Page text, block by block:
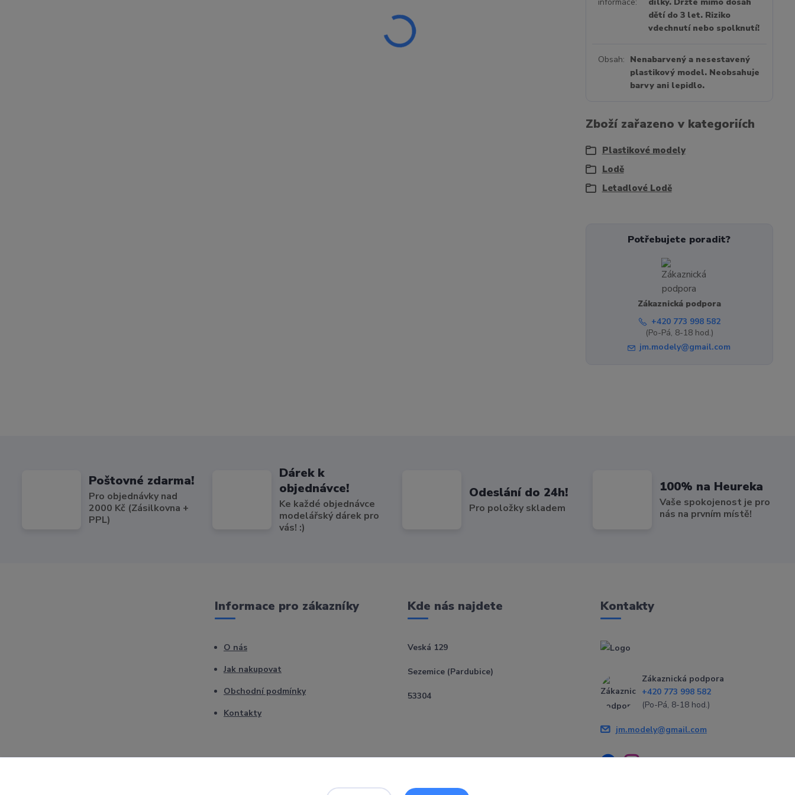
dětí do 3 let. Riziko
vdechnutí nebo spolknutí!
Obsah
Nenabarvený a nesestavený
plastikový model. Neobsahuje
barvy ani lepidlo.
Zboží zařazeno v kategoriích
Plastikové modely
Lodě
Letadlové Lodě
Potřebujete poradit?
Zákaznická podpora
+420 773 998 582
(Po-Pá, 8-18 hod.)
jm.modely@gmail.com
Poštovné zdarma!
Pro objednávky nad
2000 Kč (Zásilkovna +
PPL)
Dárek k
objednávce!
Ke každé objednávce
modelářský dárek pro
vás! :)
Odeslání do 24h!
Pro položky skladem
100% na Heureka
Vaše spokojenost je pro
nás na prvním místě!
Informace pro zákazníky
O nás
Jak nakupovat
Obchodní podmínky
Kontakty
Kde nás najdete
Veská 129
Sezemice (Pardubice)
53304
Kontakty
Zákaznická podpora
+420 773 998 582
(Po-Pá, 8-18 hod.)
jm.modely@gmail.com